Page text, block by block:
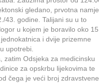
gledano, prvotna
43. godine. Talijani su u to
u kojem je boravilo oko 15
i dvije prizemne
upotrebi.
zatim Odsjeka za medicinsku
za opskrbu lijekovima te
čega je veći broj zdravstvene